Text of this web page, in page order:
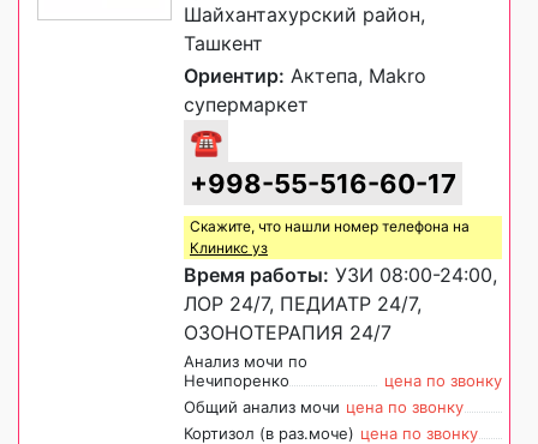
Шайхантахурский район,
Ташкент
Ориентир: Актепа, Makro
супермаркет
☎
+998-55-516-60-17
Скажите, что нашли номер телефона на
Клиникс уз
Время работы: УЗИ 08:00-24:00,
ЛОР 24/7, ПЕДИАТР 24/7,
ОЗОНОТЕРАПИЯ 24/7
Анализ мочи по
Нечипоренко
цена по звонку
Общий анализ мочи цена по звонку
Кортизол (в раз.моче) цена по звонку